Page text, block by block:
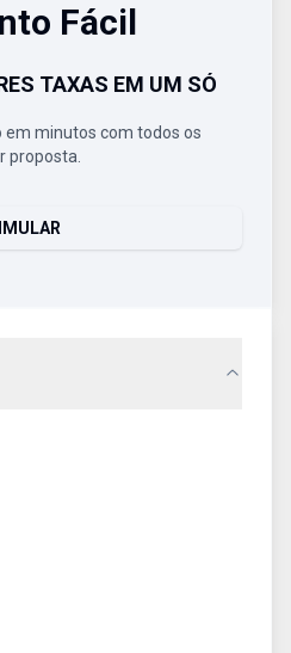
Fácil
TAXAS EM UM SÓ
minutos com todos os
proposta.